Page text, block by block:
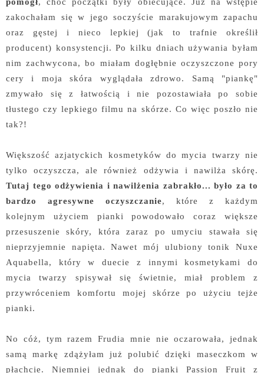
zakochałam się w jego soczyście marakujowym zapachu
oraz gęstej i nieco lepkiej (jak to trafnie określił
producent) konsystencji. Po kilku dniach używania byłam
nim zachwycona, bo miałam dogłębnie oczyszczone pory
cery i moja skóra wyglądała zdrowo. Samą "piankę"
zmywało się z łatwością i nie pozostawiała po sobie
tłustego czy lepkiego filmu na skórze. Co więc poszło nie
tak?!
Większość azjatyckich kosmetyków do mycia twarzy nie
tylko oczyszcza, ale również odżywia i nawilża skórę.
Tutaj tego odżywienia i nawilżenia zabrakło... było za to
bardzo agresywne oczyszczanie, które z każdym
kolejnym użyciem pianki powodowało coraz większe
przesuszenie skóry, która zaraz po umyciu stawała się
nieprzyjemnie napięta. Nawet mój ulubiony tonik Nuxe
Aquabella, który w duecie z innymi kosmetykami do
mycia twarzy spisywał się świetnie, miał problem z
przywróceniem komfortu mojej skórze po użyciu tejże
pianki.
No cóż, tym razem Frudia mnie nie oczarowała, jednak
samą markę zdążyłam już polubić dzięki maseczkom w
płachcie. Niemniej jednak do pianki Passion Fruit z